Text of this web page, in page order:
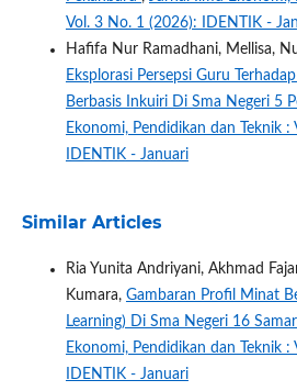
Vol. 3 No. 1 (2026): IDENTIK -
Hafifa Nur Ramadhani, Mellisa,
Eksplorasi Persepsi Guru
Berbasis Inkuiri Di Sma Negeri 5
Ekonomi, Pendidikan dan Teknik :
IDENTIK - Januari
Similar Articles
Ria Yunita Andriyani, Akhmad
Kumara, Gambaran Profil Minat
Learning) Di Sma Negeri 16
Ekonomi, Pendidikan dan Teknik :
IDENTIK - Januari